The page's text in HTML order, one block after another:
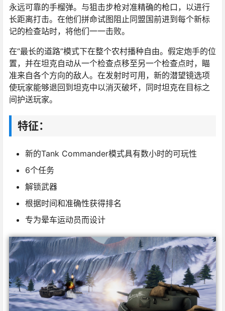
永远可靠的手榴弹。与狙击步枪对准精确的枪口，以进行
长距离打击。在他们拼命试图阻止同盟国前进到每个新标
记的检查站时，将他们一一击败。
在“最长的道路”模式下在整个农村播种自由。假定炮手的位
置，并在坦克自动从一个检查点移至另一个检查点时，瞄
准来自各个方向的敌人。在发射时可用，新的潜望镜选项
使玩家能够退回到坦克中以消灭破坏，同时坦克在目标之
间护送玩家。
特征：
新的Tank Commander模式具有数小时的可玩性
6个任务
解锁武器
根据时间和准确性获得排名
专为晕车运动员而设计